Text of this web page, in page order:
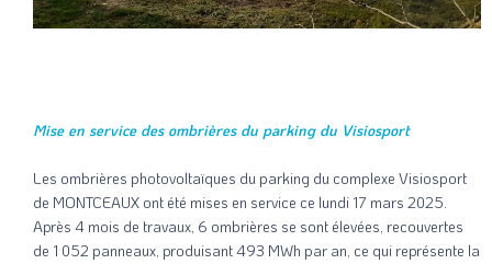
Mise en service des ombrières du parking du Visiosport
Les ombrières photovoltaïques du parking du complexe Visiosport
de MONTCEAUX ont été mises en service ce lundi 17 mars 2025.
Après 4 mois de travaux, 6 ombrières se sont élevées, recouvertes
de 1 052 panneaux, produisant 493 MWh par an, ce qui représente la